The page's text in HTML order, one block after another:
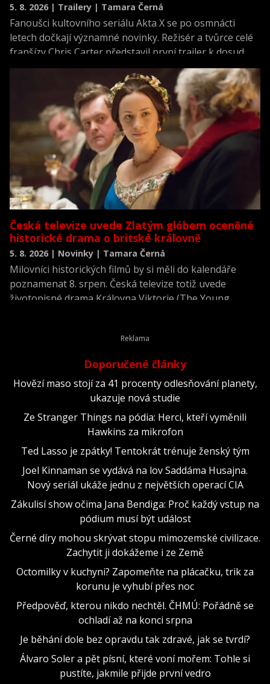
5. 8. 2026 | Trailery | Tamara Černá
Fanoušci kultovního seriálu Akta X se po osmnácti
letech dočkají významné novinky. Režisér a tvůrce celé
franšízy Chris Carter představil první trailer k dosud
neviděné režisérské verzi filmu Akta X: Chci uvěřit.
Česká televize uvede Zlatým glóbem oceněné
historické drama o britské královně
5. 8. 2026 | Novinky | Tamara Černá
Milovníci historických filmů by si měli do kalendáře
poznamenat 8. srpen. Česká televize totiž uvede
životopisné drama Královna Viktorie (The Young
Doporučené články
Hovězí maso stojí za 41 procenty odlesňování planety,
ukazuje nová studie
Ze Stranger Things na pódia: Herci, kteří vyměnili
Hawkins za mikrofon
Ted Lasso je zpátky! Tentokrát trénuje ženský tým
Joel Kinnaman se vydává na lov Saddáma Husajna.
Nový seriál ukáže jednu z největších operací CIA
Zákulisí show očima Jana Bendiga: Proč každý vstup na
pódium musí být událost
Černé díry mohou skrývat stopu mimozemské civilizace.
Zachytit ji dokážeme i ze Země
Octomilky v kuchyni? Zapomeňte na plácačku, trik za
korunu je vyhubí přes noc
Předpověď, kterou nikdo nechtěl. ČHMÚ: Pořádně se
ochladí až na konci srpna
Je běhání dole bez opravdu tak zdravé, jak se tvrdí?
Álvaro Soler a pět písní, které voní mořem: Tohle si
pustíte, jakmile přijde první vedro